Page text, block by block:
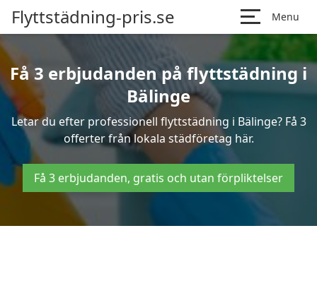
Flyttstädning-pris.se Menu
Få 3 erbjudanden på flyttstädning i
Bälinge
Letar du efter professionell flyttstädning i Bälinge? Få 3
offerter från lokala städföretag här.
Få 3 erbjudanden, gratis och utan förpliktelser